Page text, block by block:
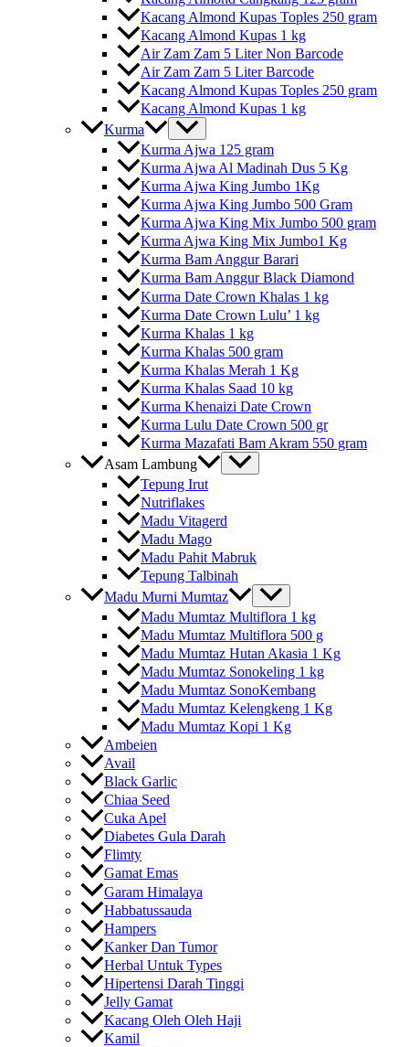
Kacang Almond Kupas Toples 250 gram
Kacang Almond Kupas 1 kg
Air Zam Zam 5 Liter Non Barcode
Air Zam Zam 5 Liter Barcode
Kacang Almond Kupas Toples 250 gram
Kacang Almond Kupas 1 kg
Kurma
Kurma Ajwa 125 gram
Kurma Ajwa Al Madinah Dus 5 Kg
Kurma Ajwa King Jumbo 1Kg
Kurma Ajwa King Jumbo 500 Gram
Kurma Ajwa King Mix Jumbo 500 gram
Kurma Ajwa King Mix Jumbo1 Kg
Kurma Bam Anggur Barari
Kurma Bam Anggur Black Diamond
Kurma Date Crown Khalas 1 kg
Kurma Date Crown Lulu’ 1 kg
Kurma Khalas 1 kg
Kurma Khalas 500 gram
Kurma Khalas Merah 1 Kg
Kurma Khalas Saad 10 kg
Kurma Khenaizi Date Crown
Kurma Lulu Date Crown 500 gr
Kurma Mazafati Bam Akram 550 gram
Asam Lambung
Tepung Irut
Nutriflakes
Madu Vitagerd
Madu Mago
Madu Pahit Mabruk
Tepung Talbinah
Madu Murni Mumtaz
Madu Mumtaz Multiflora 1 kg
Madu Mumtaz Multiflora 500 g
Madu Mumtaz Hutan Akasia 1 Kg
Madu Mumtaz Sonokeling 1 kg
Madu Mumtaz SonoKembang
Madu Mumtaz Kelengkeng 1 Kg
Madu Mumtaz Kopi 1 Kg
Ambeien
Avail
Black Garlic
Chiaa Seed
Cuka Apel
Diabetes Gula Darah
Flimty
Gamat Emas
Garam Himalaya
Habbatussauda
Hampers
Kanker Dan Tumor
Herbal Untuk Types
Hipertensi Darah Tinggi
Jelly Gamat
Kacang Oleh Oleh Haji
Kamil